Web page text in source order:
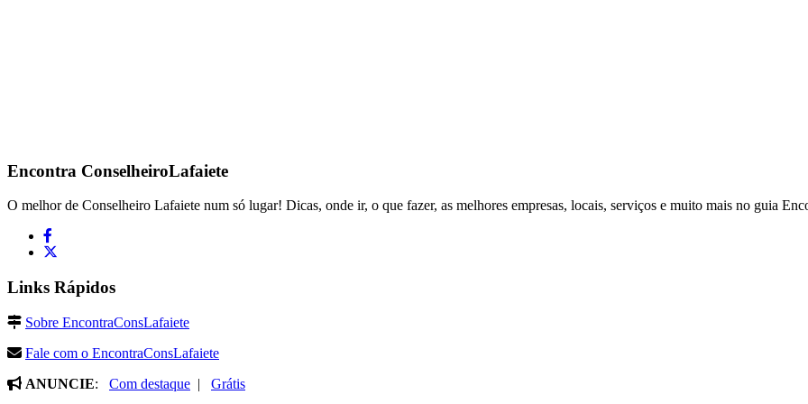
Encontra ConselheiroLafaiete
O melhor de Conselheiro Lafaiete num só lugar! Dicas, onde ir, o que fazer, as melhores empresas, locais, serviços e muito mais no guia
Links Rápidos
Sobre EncontraConsLafaiete
Fale com o EncontraConsLafaiete
ANUNCIE: Com destaque | Grátis